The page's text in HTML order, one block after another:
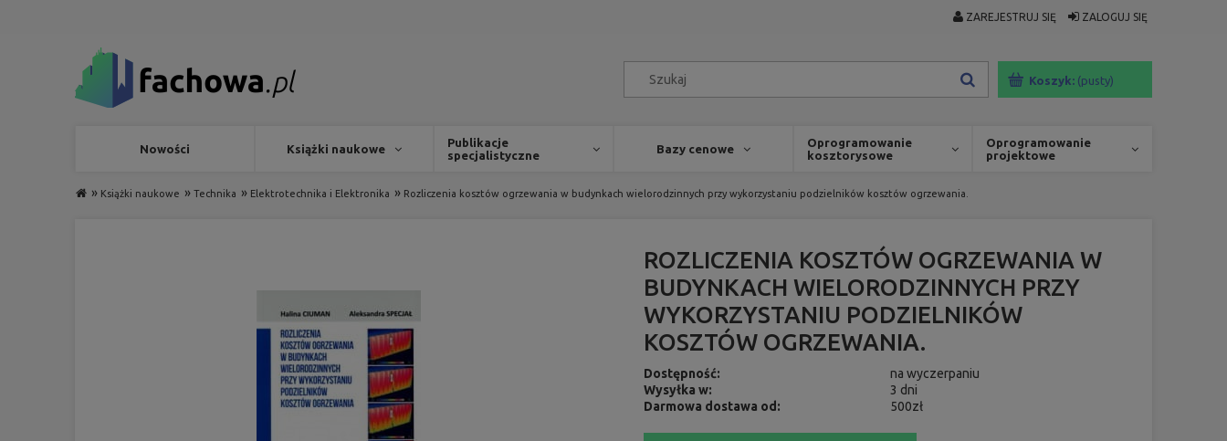
ZAREJESTRUJ SIĘ ZALOGUJ SIĘ
Koszyk: (pusty)
Nowości Książki naukowe
Publikacje
specjalistyczne
Bazy cenowe
Oprogramowanie
kosztorysowe
Oprogramowanie
projektowe
» Książki naukowe » Technika » Elektrotechnika i Elektronika » Rozliczenia kosztów ogrzewania w budynkach wielorodzinnych przy wykorzystaniu podzielników kosztów ogrzewania.
ROZLICZENIA KOSZTÓW OGRZEWANIA W
BUDYNKACH WIELORODZINNYCH PRZY
WYKORZYSTANIU PODZIELNIKÓW
KOSZTÓW OGRZEWANIA.
Dostępność:
na wyczerpaniu
Wysyłka w:
3 dni
Darmowa dostawa od:
500zł